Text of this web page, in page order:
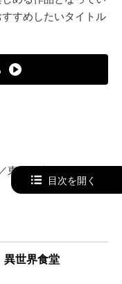
すめしたいタイトル
東山奈央…その他
異世界食堂
目次を開く